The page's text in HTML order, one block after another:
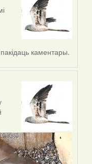
каментары.